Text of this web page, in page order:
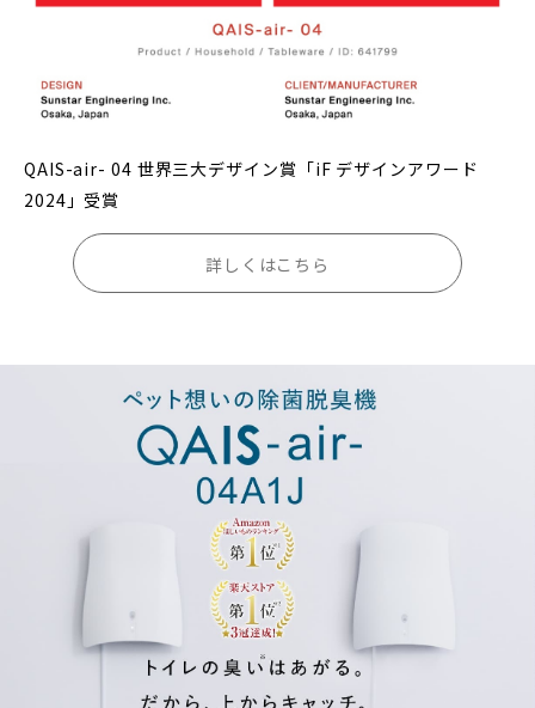
QAIS-air- 04 世界三大デザイン賞「iF デザインアワード
2024」受賞
詳しくはこちら